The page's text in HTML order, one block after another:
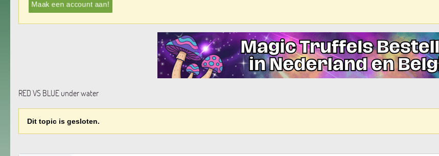
Maak een account aan!
RED VS BLUE under water
Dit topic is gesloten.